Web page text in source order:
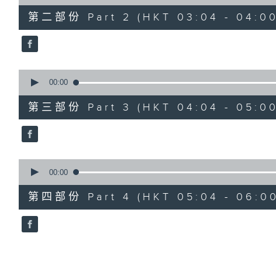
56
minutes,
10
seconds
90%
第二部份 Part 2 (HKT 03:04 -
seconds
56
minutes,
10
seconds
90%
00:00
第三部份 Part 3 (HKT 04:04 -
seconds
56
minutes,
9
seconds
90%
00:00
第四部份 Part 4 (HKT 05:04 -